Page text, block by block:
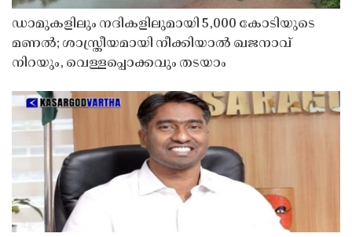
ഡാമുകളിലും നദികളിലുമായി 5,000 കോടിയുടെ
മണൽ; ശാസ്ത്രീയമായി നീക്കിയാൽ ഖജനാവ്
നിറയും, വെള്ളപ്പൊക്കവും തടയാം